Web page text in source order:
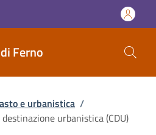
Ferno
e urbanistica /
urbanistica (CDU)